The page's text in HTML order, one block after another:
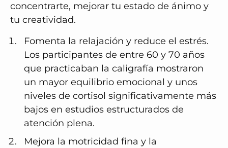
concentrarte, mejorar tu estado de ánimo y
tu creatividad.
Fomenta la relajación y reduce el estrés.
Los participantes de entre 60 y 70 años
que practicaban la caligrafía mostraron
un mayor equilibrio emocional y unos
niveles de cortisol significativamente más
bajos en estudios estructurados de
atención plena.
Mejora la motricidad fina y la